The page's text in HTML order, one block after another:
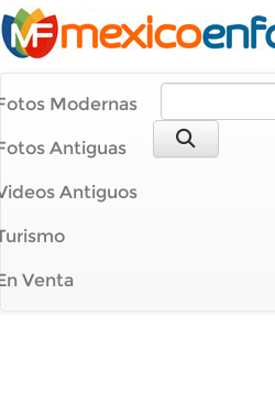
Modernas
Antiguas
Antiguos
Venta